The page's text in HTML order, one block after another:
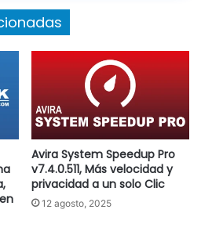
Avira System Speedup Pro
v7.4.0.511, Más velocidad y
privacidad a un solo Clic
12 agosto, 2025